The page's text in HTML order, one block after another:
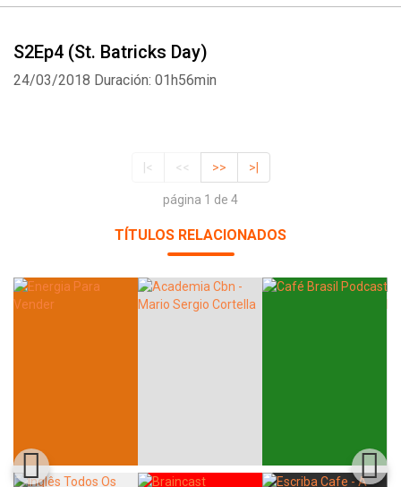
S2Ep4 (St. Batricks Day)
24/03/2018 Duración: 01h56min
|< << >> >|
página 1 de 4
TÍTULOS RELACIONADOS